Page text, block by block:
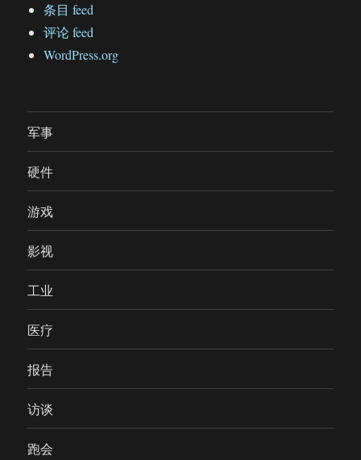
条目 feed
评论 feed
WordPress.org
军事
硬件
游戏
影视
工业
医疗
报告
访谈
跑会